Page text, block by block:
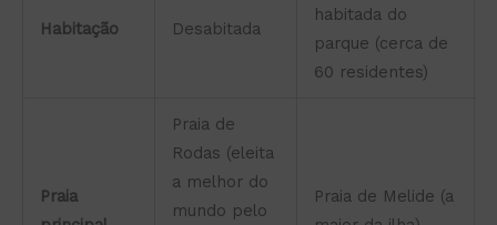
Habitação Desabitada
habitada do
parque (cerca de
60 residentes)
Praia
Praia de
Rodas (eleita
a melhor do
mundo pelo
Praia de Melide (a